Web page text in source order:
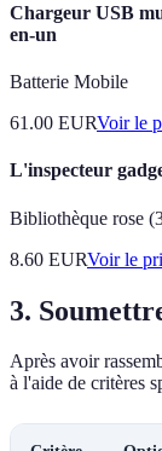
Chargeur USB
en-un
Batterie Mobile
61.00 EURVoir le
L'inspecteur
Bibliothèque rose
8.60 EURVoir le
3.
Après avoir
à l'aide de critères